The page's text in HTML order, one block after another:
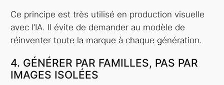
Ce principe est très utilisé en production visuelle
avec l’IA. Il évite de demander au modèle de
réinventer toute la marque à chaque génération.
4. GÉNÉRER PAR FAMILLES, PAS PAR
IMAGES ISOLÉES